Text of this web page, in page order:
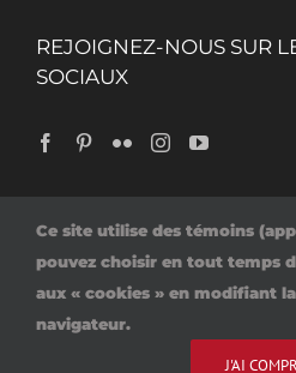
REJOIGNEZ-NOUS SUR
SOCIAUX
Politique
Ce site utilise des témoins
pouvez choisir en tout temps
aux « cookies » en modifiant
navigateur.
J'AI